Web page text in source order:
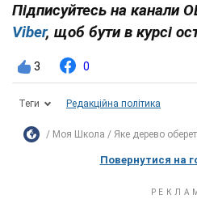
Підписуйтесь на канали
Viber, щоб бути в курсі
3 0
Теги Редакційна політика
Моя Школа Яке дерево
Повернутися на